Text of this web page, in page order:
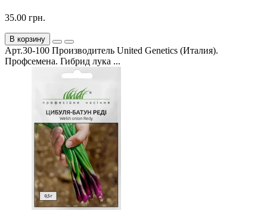
35.00 грн.
В корзину
Арт.30-100 Производитель United Genetics (Италия).
Профсемена. Гибрид лука ...